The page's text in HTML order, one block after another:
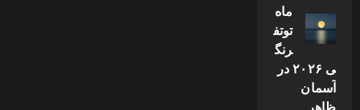
ماه
توتف
رنگ
ی ۲۰۲۶ در
آسمان